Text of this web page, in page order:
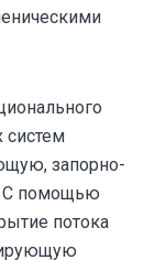
систем
запорно-
С помощью
потока